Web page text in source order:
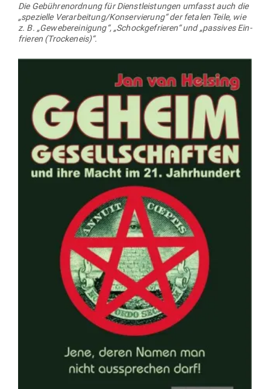
Die Gebüh­ren­ordnung für Dienst­leis­tungen umfasst auch die
„spe­zielle Verarbeitung/Konservierung“ der fetalen Teile, wie
z. B. „Gewe­be­rei­nigung“, „Schock­ge­frieren“ und „pas­sives Ein­
frieren (Tro­ckeneis)“.